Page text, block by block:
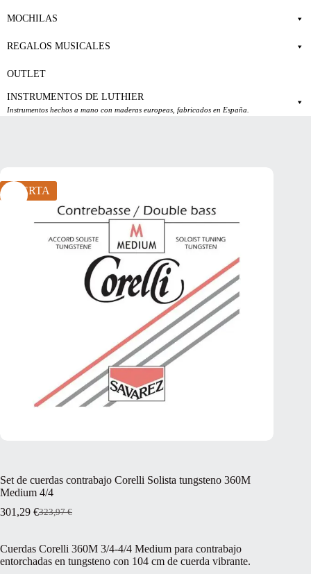
MOCHILAS
REGALOS MUSICALES
OUTLET
INSTRUMENTOS DE LUTHIER
Instrumentos hechos a mano con maderas europeas, fabricados en España.
OFERTA
Set de cuerdas contrabajo Corelli Solista tungsteno 360M
Medium 4/4
323,97€
El
original
era:
323,97 €.
301,29 €El
actual
es:
301,29 €.
Cuerdas Corelli 360M 3/4-4/4 Medium para contrabajo
entorchadas en tungsteno con 104 cm de cuerda vibrante.